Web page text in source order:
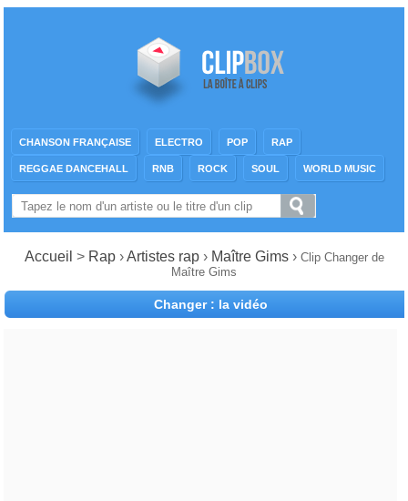
CHANSON FRANÇAISE ELECTRO POP RAP
REGGAE DANCEHALL RNB ROCK SOUL WORLD MUSIC
Accueil > Rap ›Artistes rap› Maître Gims › Clip Changer de
Maître Gims
Changer : la vidéo